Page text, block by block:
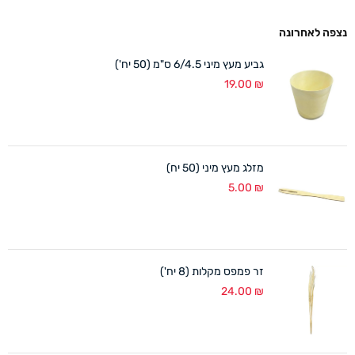
נצפה לאחרונה
גביע מעץ מיני 6/4.5 ס"מ (50 יח')
19.00 ₪
מזלג מעץ מיני (50 יח)
5.00 ₪
זר פמפס מקלות (8 יח')
24.00 ₪